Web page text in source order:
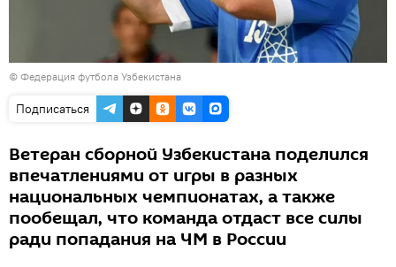
© Федерация футбола Узбекистана
Подписаться
Ветеран сборной Узбекистана поделился
впечатлениями от игры в разных
национальных чемпионатах, а также
пообещал, что команда отдаст все силы
ради попадания на ЧМ в России